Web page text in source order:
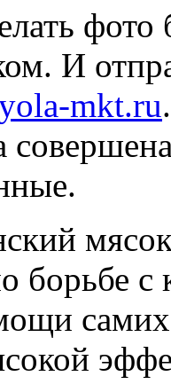
И
mkt.ru
борьбе с
самих